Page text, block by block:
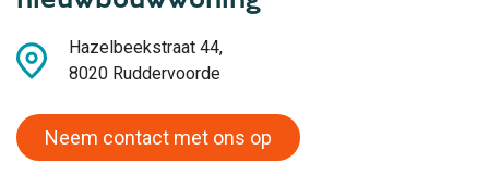
Hazelbeekstraat 44,
8020 Ruddervoorde
Neem contact met ons op